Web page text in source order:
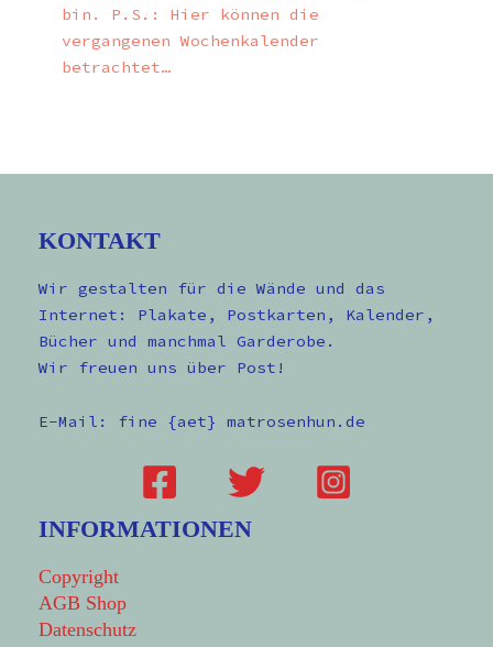
bin. P.S.: Hier können die
vergangenen Wochenkalender
betrachtet…
KONTAKT
Wir gestalten für die Wände und das
Internet: Plakate, Postkarten, Kalender,
Bücher und manchmal Garderobe.
Wir freuen uns über Post!
E-Mail: fine {aet} matrosenhun.de
INFORMATIONEN
Copyright
AGB Shop
Datenschutz